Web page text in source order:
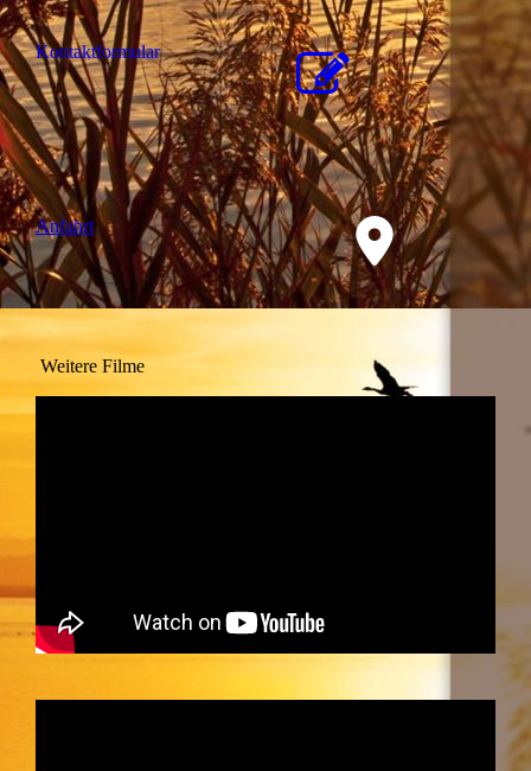
Kon­takt­for­mu­lar
Anfahrt
Weitere Filme